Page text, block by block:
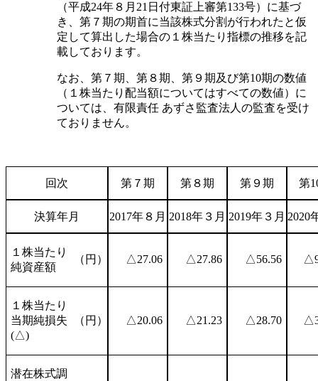
（平成24年８月21日付東証上審第133号）に基づ
き、第７期の期首に当該株式分割が行われたと仮
定して算出した場合の１株当たり指標の推移を記
載しております。
なお、第７期、第８期、第９期及び第10期の数値
（１株当たり配当額についてはすべての数値）に
ついては、有限責任 あずさ監査法人の監査を受け
ておりません。
回次 第７期 第８期 第９期 第
決算年月 2017年８月 2018年３月 2019年３月 2020
１株当たり
純資産額
（円） △27.06 △27.86 △56.56
１株当たり
当期純損失
(△)
（円） △20.06 △21.23 △28.70
潜在株式調